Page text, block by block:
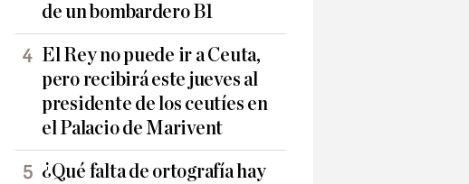
de un bombardero B1
El Rey no puede ir a Ceuta,
pero recibirá este jueves al
presidente de los ceutíes en
el Palacio de Marivent
¿Qué falta de ortografía hay